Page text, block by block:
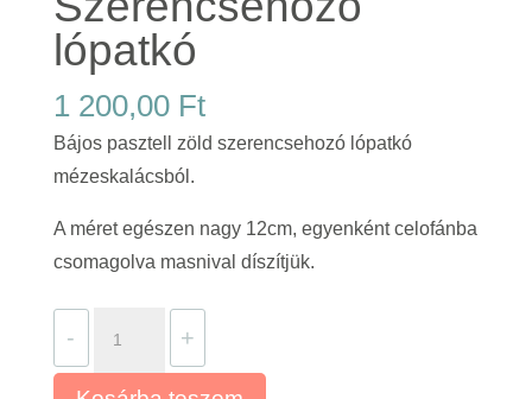
lópatkó
1 200,00 Ft
Bájos pasztell zöld szerencsehozó lópatkó
mézeskalácsból.
A méret egészen nagy 12cm, egyenként celofánba
csomagolva masnival díszítjük.
-
mennyiség
+